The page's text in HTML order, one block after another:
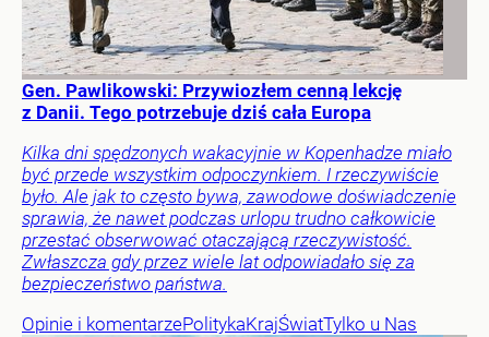
Gen. Pawlikowski: Przywiozłem cenną lekcję
z Danii. Tego potrzebuje dziś cała Europa
Kilka dni spędzonych wakacyjnie w Kopenhadze miało
być przede wszystkim odpoczynkiem. I rzeczywiście
było. Ale jak to często bywa, zawodowe doświadczenie
sprawia, że nawet podczas urlopu trudno całkowicie
przestać obserwować otaczającą rzeczywistość.
Zwłaszcza gdy przez wiele lat odpowiadało się za
bezpieczeństwo państwa.
Opinie i komentarzePolitykaKrajŚwiatTylko u Nas